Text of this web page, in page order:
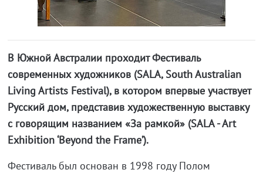
В Южной Австралии проходит Фестиваль
современных художников (SALA, South Australian
Living Artists Festival), в котором впервые участвует
Русский дом, представив художественную выставку
с говорящим названием «За рамкой» (SALA - Art
Exhibition ‘Beyond the Frame’).
Фестиваль был основан в 1998 году Полом